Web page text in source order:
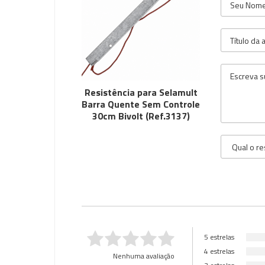
Resistência para Selamult
Barra Quente Sem Controle
30cm Bivolt (Ref.3137)
Nenhuma avaliação
5 estrelas
4 estrelas